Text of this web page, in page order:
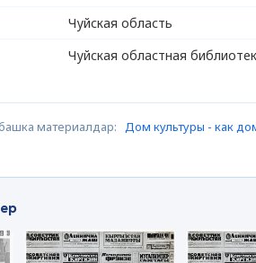
Чуйская область
Чуйская областная
материалдар: Дом культуры - как